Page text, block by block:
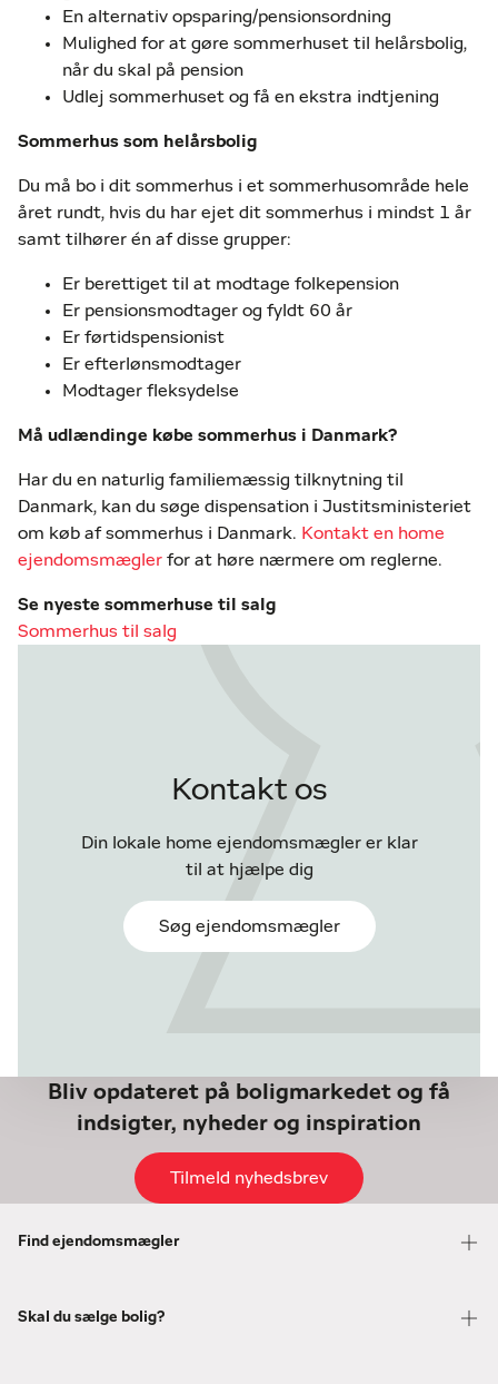
En alternativ opsparing/pensionsordning
Mulighed for at gøre sommerhuset til helårsbolig,
når du skal på pension
Udlej sommerhuset og få en ekstra indtjening
Sommerhus som helårsbolig
Du må bo i dit sommerhus i et sommerhusområde hele
året rundt, hvis du har ejet dit sommerhus i mindst 1 år
samt tilhører én af disse grupper:
Er berettiget til at modtage folkepension
Er pensionsmodtager og fyldt 60 år
Er førtidspensionist
Er efterlønsmodtager
Modtager fleksydelse
Må udlændinge købe sommerhus i Danmark?
Har du en naturlig familiemæssig tilknytning til
Danmark, kan du søge dispensation i Justitsministeriet
om køb af sommerhus i Danmark. Kontakt en home
ejendomsmægler for at høre nærmere om reglerne.
Se nyeste sommerhuse til salg
Sommerhus til salg
Kontakt os
Din lokale home ejendomsmægler er klar
til at hjælpe dig
Søg ejendomsmægler
Bliv opdateret på boligmarkedet og få
indsigter, nyheder og inspiration
Tilmeld nyhedsbrev
Find ejendomsmægler
Skal du sælge bolig?